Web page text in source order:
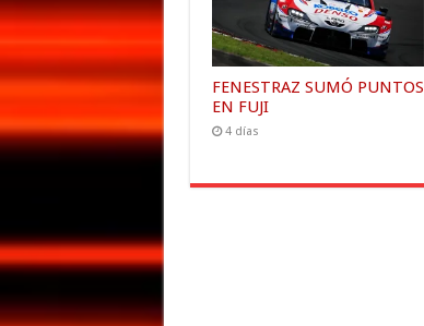
FENESTRAZ SUMÓ PUNTOS
EN FUJI
4 días